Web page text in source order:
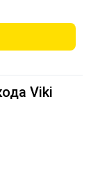
Viki